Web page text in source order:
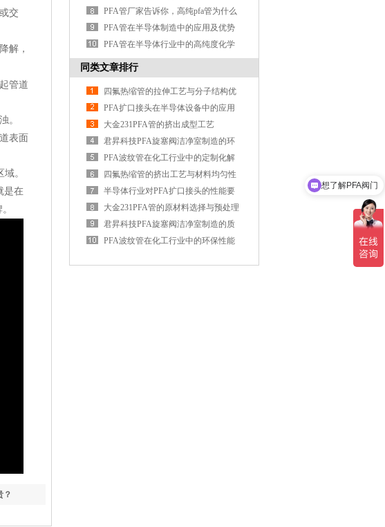
交
解，
管道
。
表面
。
是在
？
PFA管厂家告诉你，高纯pfa管为什么
被广泛应用于半导体行业
PFA管在半导体制造中的应用及优势
PFA管在半导体行业中的高纯度化学
品输送
同类文章排行
四氟热缩管的拉伸工艺与分子结构优
化
PFA扩口接头在半导体设备中的应用
案例
大金231PFA管的挤出成型工艺
君昇科技PFA旋塞阀洁净室制造的环
境监测
PFA波纹管在化工行业中的定制化解
决方案
四氟热缩管的挤出工艺与材料均匀性
控制
半导体行业对PFA扩口接头的性能要
求与选型指南
大金231PFA管的原材料选择与预处理
君昇科技PFA旋塞阀洁净室制造的质
量控制措施
PFA波纹管在化工行业中的环保性能
想了解PFA阀门